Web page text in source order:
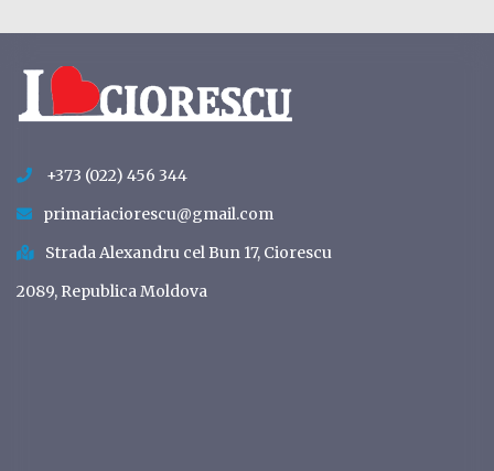
+373 (022) 456 344
primariaciorescu@gmail.com
Strada Alexandru cel Bun 17, Ciorescu
2089, Republica Moldova